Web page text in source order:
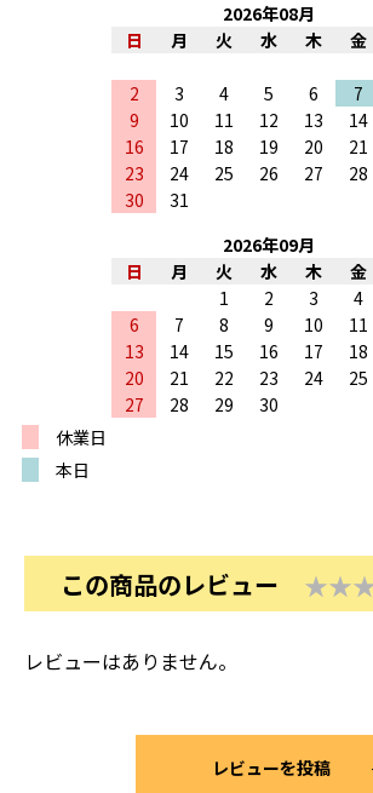
2026年08月
日
月 火 水 木 金
2
3 4 5 6 7
9
10 11 12 13 14
16
17 18 19 20 21
23
24 25 26 27 28
30
31
2026年09月
日
月 火 水 木 金
1
2 3 4
6
7 8 9 10 11
13
14 15 16 17 18
20
21 22 23 24 25
27
28 29
30
休業日
本日
この商品のレビュー
レビューはありません。
レビューを投稿